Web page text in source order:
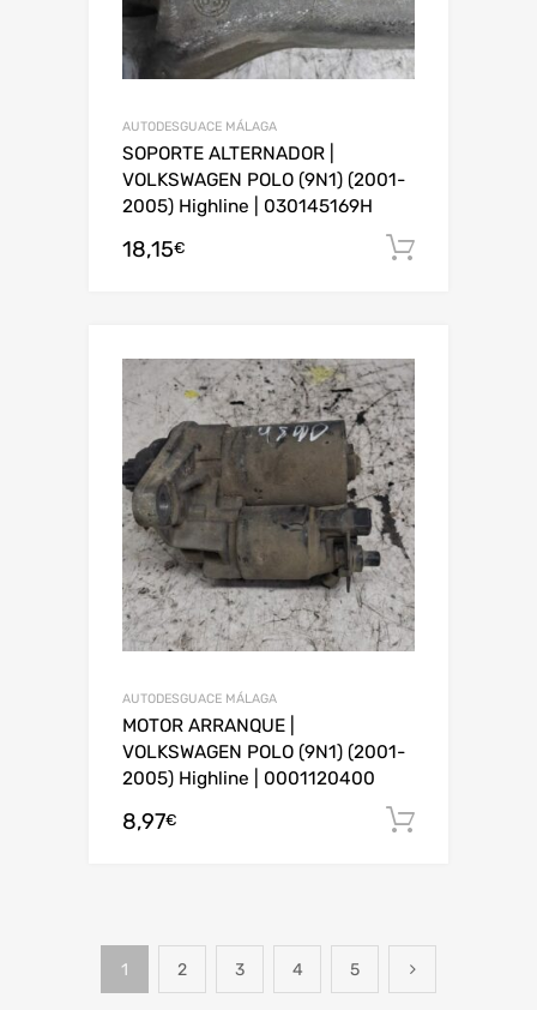
AUTODESGUACE MÁLAGA
SOPORTE ALTERNADOR |
VOLKSWAGEN POLO (9N1) (2001-
2005) Highline | 030145169H
18,15€
AUTODESGUACE MÁLAGA
MOTOR ARRANQUE |
VOLKSWAGEN POLO (9N1) (2001-
2005) Highline | 0001120400
8,97€
1 2 3 4 5